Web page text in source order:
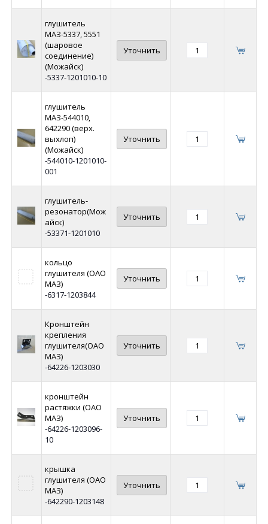
глушитель
МАЗ-5337, 5551
(шаровое
соединение)
(Можайск)
-5337-1201010-10
Уточнить
глушитель
МАЗ-544010,
642290 (верх.
выхлоп)
(Можайск)
-544010-1201010-
001
Уточнить
глушитель-
резонатор(Мож
айск)
-53371-1201010
Уточнить
кольцо
глушителя (ОАО
МАЗ)
-6317-1203844
Уточнить
Кронштейн
крепления
глушителя(ОАО
МАЗ)
-64226-1203030
Уточнить
кронштейн
растяжки (ОАО
МАЗ)
-64226-1203096-
10
Уточнить
крышка
глушителя (ОАО
МАЗ)
-642290-1203148
Уточнить